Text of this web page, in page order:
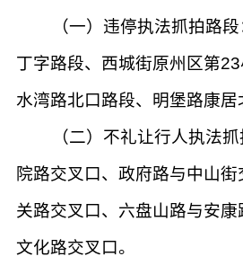
（一）违停执法抓拍路段
丁字路段、西城街原州区第
水湾路北口路段、明堡路康居
（二）不礼让行人执法抓
院路交叉口、政府路与中山
关路交叉口、六盘山路与安
文化路交叉口。